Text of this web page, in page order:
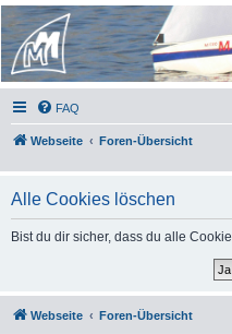
Micro Magic Forum
Deutschland
FAQ
Webseite Foren-Übersicht
Alle Cookies löschen
Bist du dir sicher, dass du alle
Webseite Foren-Übersicht